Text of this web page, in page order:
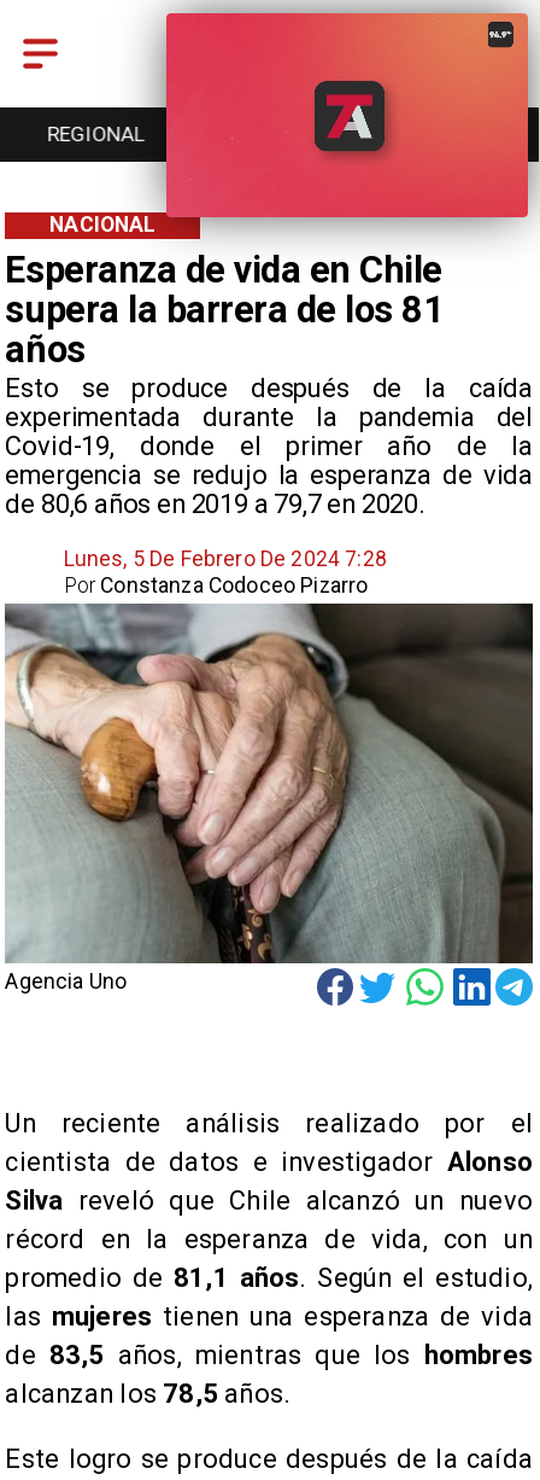
REGIONAL ENTRETENCIÓN
Esperanza de vida en Chile
supera la barrera de los 81
años
​Esto se produce después de la caída
experimentada durante la pandemia del
Covid-19, donde el primer año de la
emergencia se redujo la esperanza de vida
de 80,6 años en 2019 a 79,7 en 2020.
NACIONAL
Lunes, 5 De Febrero De 2024 7:28
Constanza Codoceo Pizarro
Por
Agencia Uno
​Un reciente análisis realizado por el
cientista de datos e investigador Alonso
Silva reveló que Chile alcanzó un nuevo
récord en la esperanza de vida, con un
promedio de 81,1 años. Según el estudio,
las mujeres tienen una esperanza de vida
de 83,5 años, mientras que los
hombres
alcanzan los 78,5 años.
​Este logro se produce después de la caída